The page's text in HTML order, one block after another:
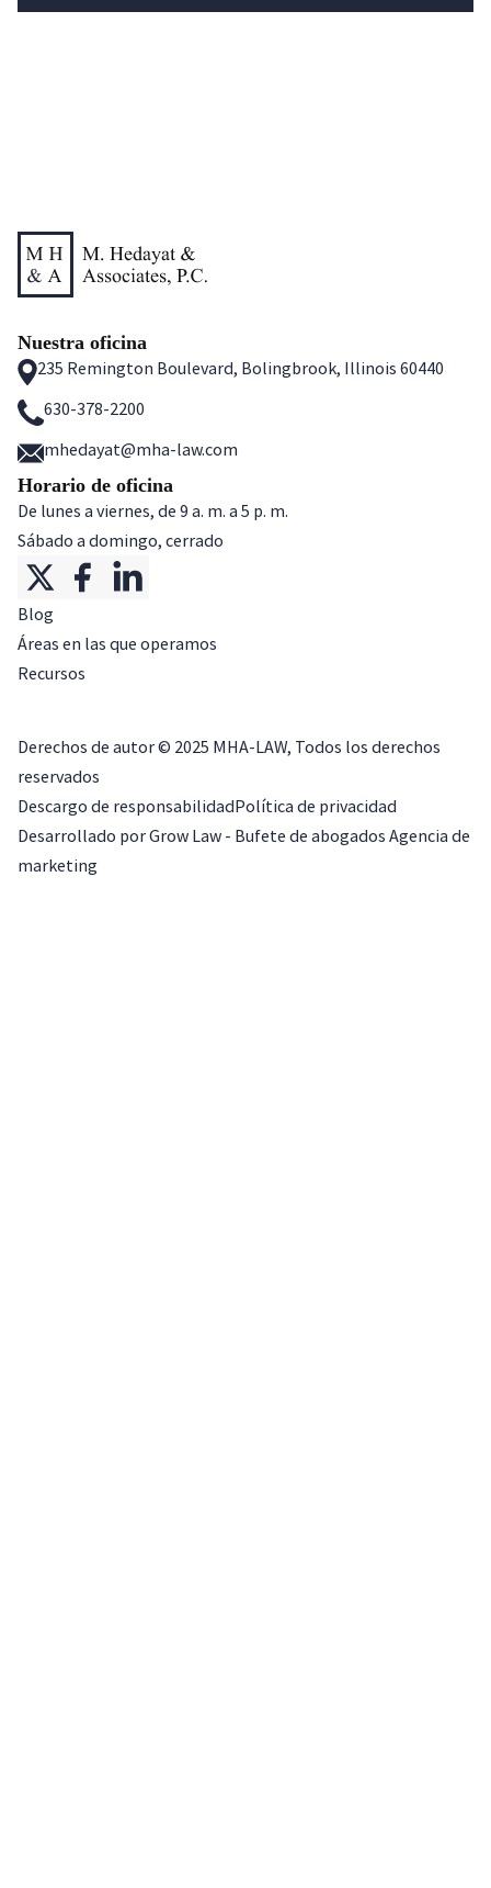
Nuestra oficina
235 Remington Boulevard, Bolingbrook, Illinois 60440
630-378-2200
mhedayat@mha-law.com
Horario de oficina
De lunes a viernes, de 9 a. m. a 5 p. m.
Sábado a domingo, cerrado
Blog
Áreas en las que operamos
Recursos
Derechos de autor © 2025 MHA-LAW, Todos los derechos
reservados
Descargo de responsabilidadPolítica de privacidad
Desarrollado por Grow Law - Bufete de abogados Agencia de
marketing